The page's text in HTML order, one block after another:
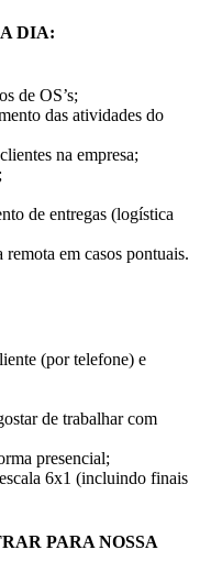
DIA:
de OS’s;
das atividades do
na empresa;
de entregas (logística
em casos pontuais.
(por telefone) e
de trabalhar com
presencial;
6x1 (incluindo finais
PARA NOSSA